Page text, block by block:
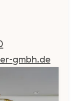
gmbh.de